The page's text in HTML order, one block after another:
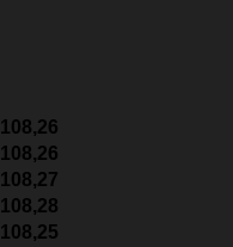
108,26
108,26
108,27
108,28
108,25